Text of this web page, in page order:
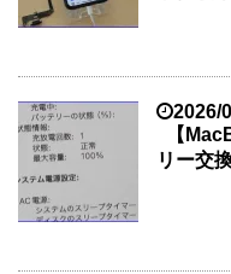
2026/
【
リー交